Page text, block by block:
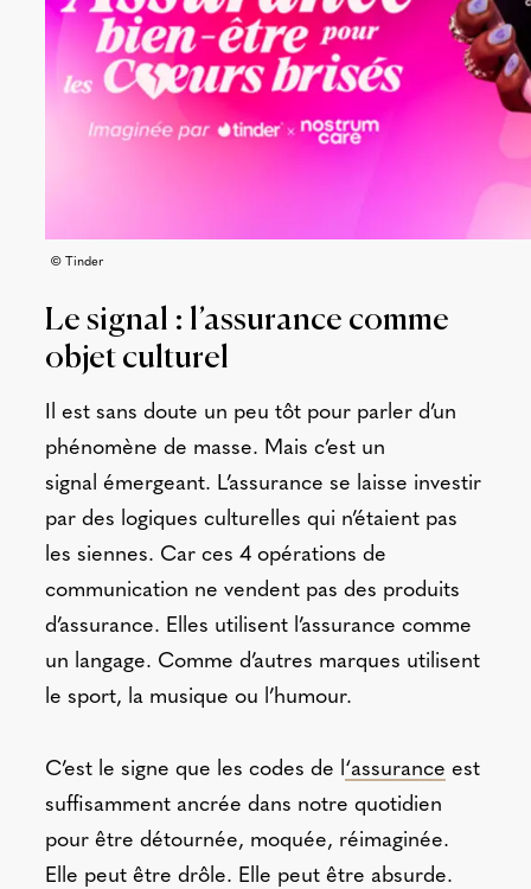
© Tinder
Le signal : l’assurance comme
objet culturel
Il est sans doute un peu tôt pour parler d’un
phénomène de masse. Mais c’est un
signal émergeant. L’assurance se laisse investir
par des logiques culturelles qui n’étaient pas
les siennes. Car ces 4 opérations de
communication ne vendent pas des produits
d’assurance. Elles utilisent l’assurance comme
un langage. Comme d’autres marques utilisent
le sport, la musique ou l’humour.
C’est le signe que les codes de l ‘assurance est
suffisamment ancrée dans notre quotidien
pour être détournée, moquée, réimaginée.
Elle peut être drôle. Elle peut être absurde.